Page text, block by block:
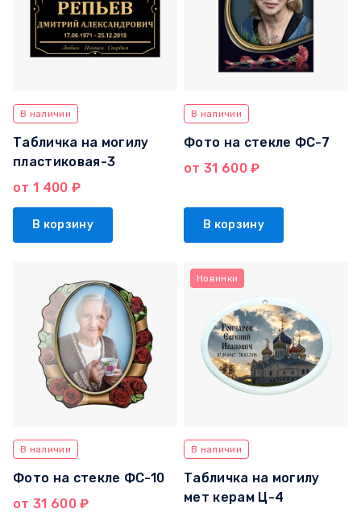
В наличии
Табличка на могилу
пластиковая-3
от 1 400 ₽
В корзину
В наличии
Фото на стекле ФС-7
от 31 600 ₽
В корзину
В наличии
Фото на стекле ФС-10
от 31 600 ₽
Новинки
В наличии
Табличка на могилу
мет керам Ц-4